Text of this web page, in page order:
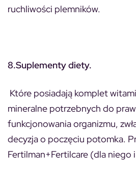
ruchliwości plemników.
8.Suplementy diety.
Które posiadają komplet
mineralne potrzebnych do
funkcjonowania organizmu,
decyzja o poczęciu potomka.
Fertilman+Fertilcare (dla niego